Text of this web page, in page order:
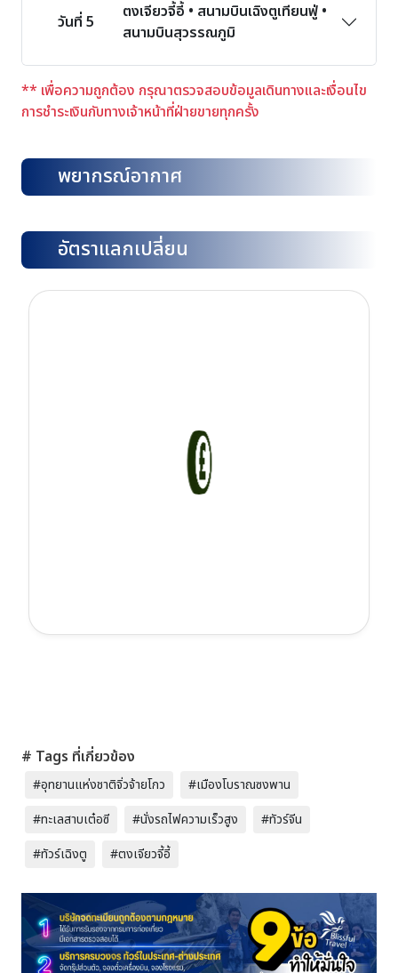
วันที่ 5
ตงเจียวจี้อี้ • สนามบินเฉิงตูเทียนฟู่ •
สนามบินสุวรรณภูมิ
** เพื่อความถูกต้อง กรุณาตรวจสอบข้อมูลเดินทางและเงื่อนไข
การชำระเงินกับทางเจ้าหน้าที่ฝ่ายขายทุกครั้ง
พยากรณ์อากาศ
อัตราแลกเปลี่ยน
# Tags ที่เกี่ยวข้อง
#อุทยานแห่งชาติจิ่วจ้ายโกว
#เมืองโบราณซงพาน
#ทะเลสาบเต๋อซี
#นั่งรถไฟความเร็วสูง
#ทัวร์จีน
#ทัวร์เฉิงตู
#ตงเจียวจี้อี้